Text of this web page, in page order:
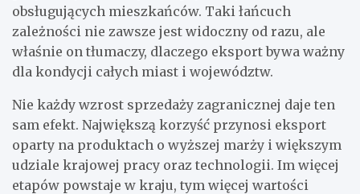
obsługujących mieszkańców. Taki łańcuch
zależności nie zawsze jest widoczny od razu, ale
właśnie on tłumaczy, dlaczego eksport bywa ważny
dla kondycji całych miast i województw.
Nie każdy wzrost sprzedaży zagranicznej daje ten
sam efekt. Największą korzyść przynosi eksport
oparty na produktach o wyższej marży i większym
udziale krajowej pracy oraz technologii. Im więcej
etapów powstaje w kraju, tym więcej wartości